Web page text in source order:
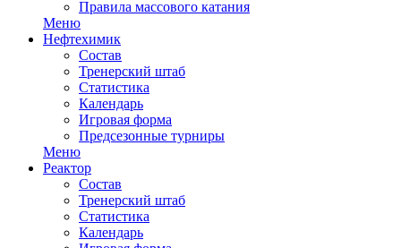
Правила массового катания
Меню
Нефтехимик
Состав
Тренерский штаб
Статистика
Календарь
Игровая форма
Предсезонные турниры
Меню
Реактор
Состав
Тренерский штаб
Статистика
Календарь